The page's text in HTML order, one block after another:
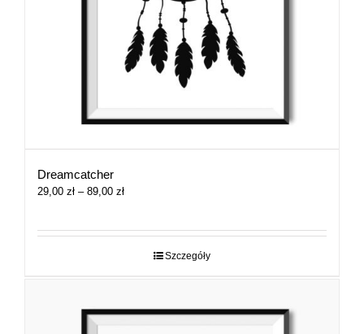
Dreamcatcher
29,00 zł – 89,00 złZakres
29,00 zł
Szczegóły